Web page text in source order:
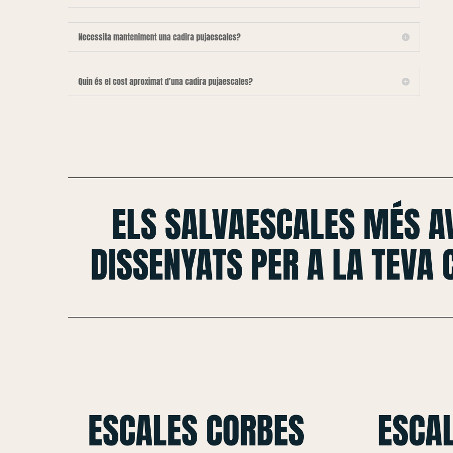
Necessita manteniment una cadira pujaescales?
Quin és el cost aproximat d’una cadira pujaescales?
ELS SALVAESCALES MÉS
DISSENYATS PER A LA TEVA
ESCALES CORBES